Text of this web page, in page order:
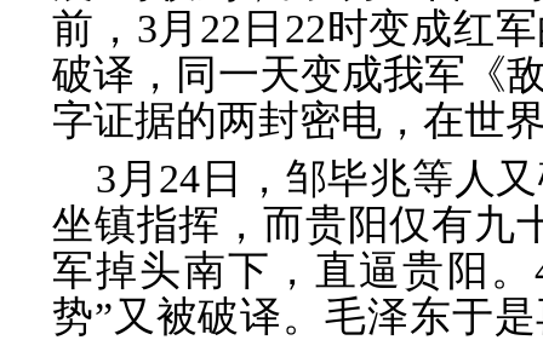
前，3月22日22时变成红
破译，同一天变成我军《
字证据的两封密电，在世
3月24日，邹毕兆等人
坐镇指挥，而贵阳仅有九
军掉头南下，直逼贵阳
势”又被破译。毛泽东于